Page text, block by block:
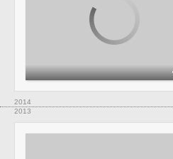
2014
2013